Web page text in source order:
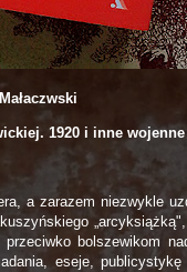
1920 i inne
a zarazem niezwykle
bolszewikom
eseje,